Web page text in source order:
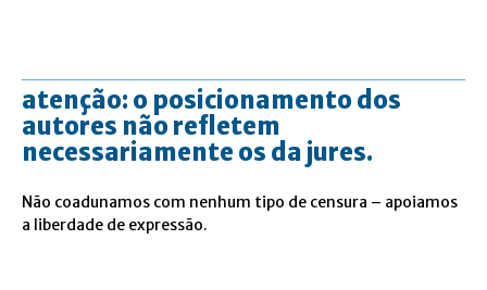
atenção: o posicionamento dos
autores não refletem
necessariamente os da jures.
Não coadunamos com nenhum tipo de censura – apoiamos
a liberdade de expressão.